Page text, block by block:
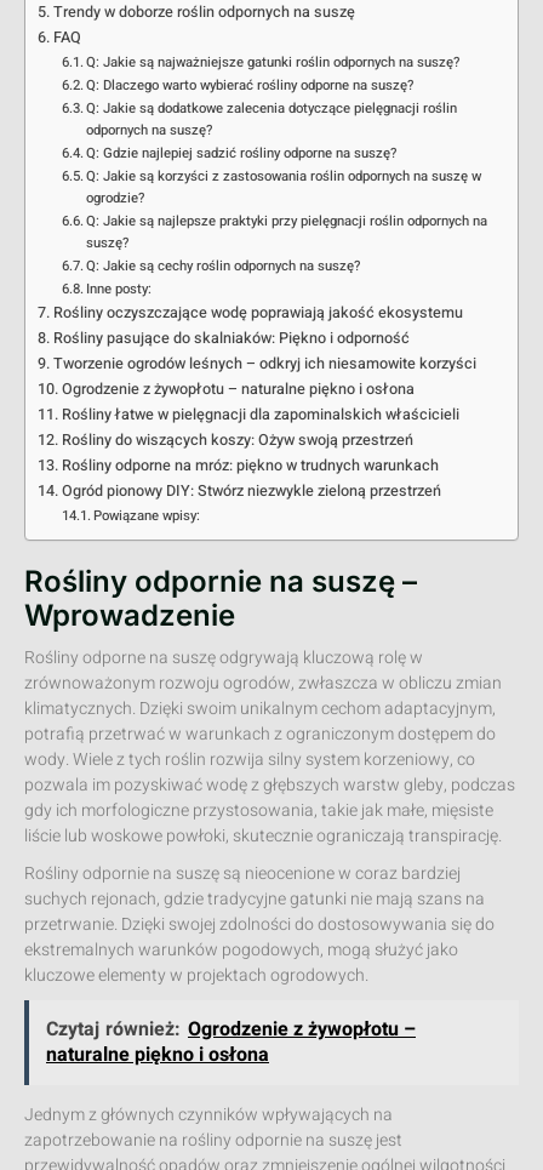
Trendy w doborze roślin odpornych na suszę
FAQ
Q: Jakie są najważniejsze gatunki roślin odpornych na suszę?
Q: Dlaczego warto wybierać rośliny odporne na suszę?
Q: Jakie są dodatkowe zalecenia dotyczące pielęgnacji roślin
odpornych na suszę?
Q: Gdzie najlepiej sadzić rośliny odporne na suszę?
Q: Jakie są korzyści z zastosowania roślin odpornych na suszę w
ogrodzie?
Q: Jakie są najlepsze praktyki przy pielęgnacji roślin odpornych na
suszę?
Q: Jakie są cechy roślin odpornych na suszę?
Inne posty:
Rośliny oczyszczające wodę poprawiają jakość ekosystemu
Rośliny pasujące do skalniaków: Piękno i odporność
Tworzenie ogrodów leśnych – odkryj ich niesamowite korzyści
Ogrodzenie z żywopłotu – naturalne piękno i osłona
Rośliny łatwe w pielęgnacji dla zapominalskich właścicieli
Rośliny do wiszących koszy: Ożyw swoją przestrzeń
Rośliny odporne na mróz: piękno w trudnych warunkach
Ogród pionowy DIY: Stwórz niezwykle zieloną przestrzeń
Powiązane wpisy:
Rośliny odpornie na suszę –
Wprowadzenie
Rośliny odporne na suszę odgrywają kluczową rolę w
zrównoważonym rozwoju ogrodów, zwłaszcza w obliczu zmian
klimatycznych. Dzięki swoim unikalnym cechom adaptacyjnym,
potrafią przetrwać w warunkach z ograniczonym dostępem do
wody. Wiele z tych roślin rozwija silny system korzeniowy, co
pozwala im pozyskiwać wodę z głębszych warstw gleby, podczas
gdy ich morfologiczne przystosowania, takie jak małe, mięsiste
liście lub woskowe powłoki, skutecznie ograniczają transpirację.
Rośliny odpornie na suszę są nieocenione w coraz bardziej
suchych rejonach, gdzie tradycyjne gatunki nie mają szans na
przetrwanie. Dzięki swojej zdolności do dostosowywania się do
ekstremalnych warunków pogodowych, mogą służyć jako
kluczowe elementy w projektach ogrodowych.
Czytaj również: Ogrodzenie z żywopłotu –
naturalne piękno i osłona
Jednym z głównych czynników wpływających na
zapotrzebowanie na rośliny odpornie na suszę jest